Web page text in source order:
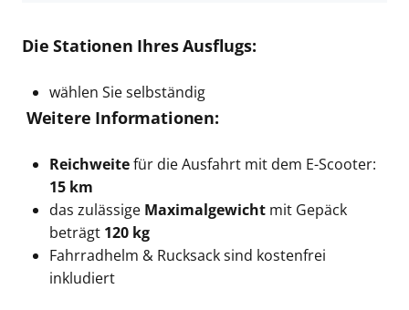
Die Stationen Ihres Ausflugs:
wählen Sie selbständig
Weitere Informationen:
Reichweitefür die Ausfahrt mit dem E-Scooter:
15 km
das zulässige Maximalgewichtmit Gepäck
beträgt 120 kg
Fahrradhelm & Rucksack sind kostenfrei
inkludiert